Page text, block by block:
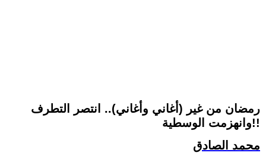
رمضان من غير (أغاني وأغاني).. انتصر التطرف
وانهزمت الوسطية!!
محمد الصادق